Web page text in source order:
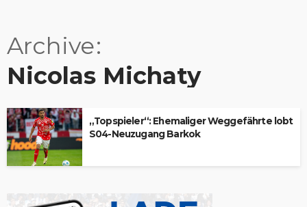
Archive
Nicolas Michaty
„Topspieler“: Ehemaliger Weggefährte lobt
S04-Neuzugang Barkok